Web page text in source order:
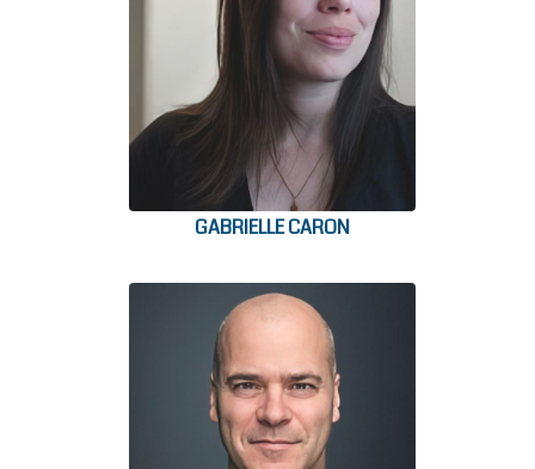
GABRIELLE CARON